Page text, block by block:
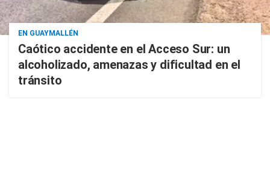
EN GUAYMALLÉN
Caótico accidente en el Acceso Sur: un
alcoholizado, amenazas y dificultad en el
tránsito